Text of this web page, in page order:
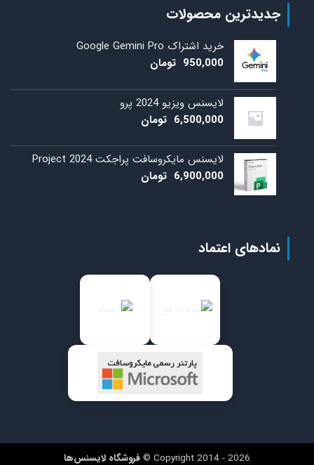
جدیدترین محصولات
خرید اشتراک Google Gemini Pro
950,000 تومان
لایسنس ویزیو 2024 پرو
6,500,000 تومان
لایسنس مایکروسافت پراجکت 2024 Project
6,900,000 تومان
نمادهای اعتماد
Copyright 2014 - 2026 © فروشگاه لایسنس‌ها